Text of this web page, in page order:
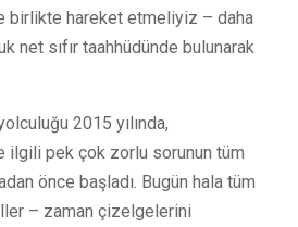
birlikte hareket etmeliyiz – daha
net sıfır taahhüdünde bulunarak
2015 yılında,
ilgili pek çok zorlu sorunun tüm
önce başladı. Bugün hala tüm
– zaman çizelgelerini